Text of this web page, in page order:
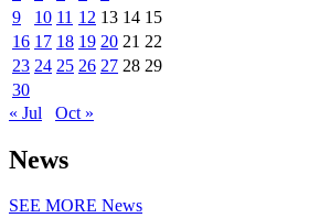
9
10 11 12 13 14 15
16 17 18 19 20 21 22
23 24 25 26 27 28 29
30
« Jul
Oct »
News
SEE MORE News